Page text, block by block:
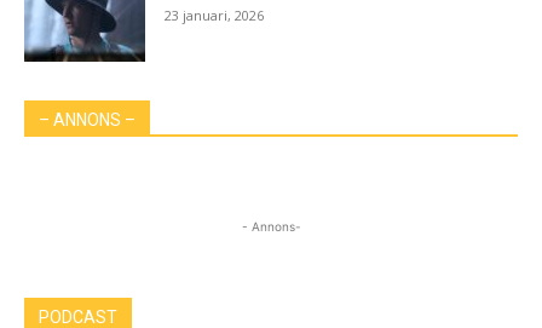
23 januari, 2026
– ANNONS –
- Annons-
PODCAST